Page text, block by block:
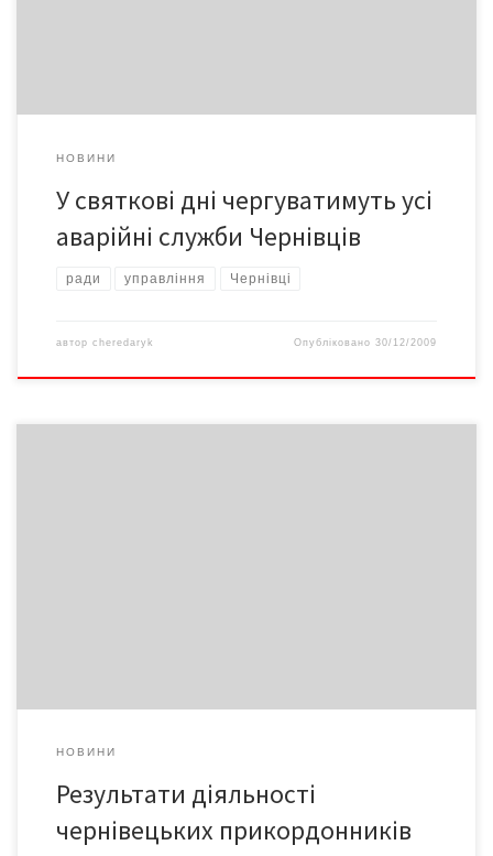
НОВИНИ
У святкові дні чергуватимуть усі
аварійні служби Чернівців
ради управління Чернівці
автор cheredaryk Опубліковано30/12/2009
НОВИНИ
Результати діяльності
чернівецьких прикордонників